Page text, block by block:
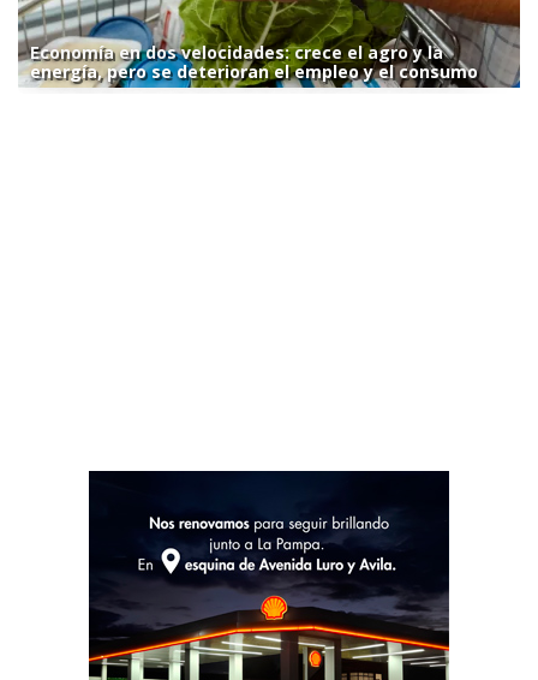
Economía en dos velocidades: crece el agro y la
energía, pero se deterioran el empleo y el consumo